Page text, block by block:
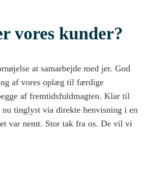
vores kunder?
at samarbejde med jer. God
af vores oplæg til færdige
af fremtidsfuldmagten. Klar til
tinglyst via direkte henvisning i en
var nemt. Stor tak fra os. De vil vi